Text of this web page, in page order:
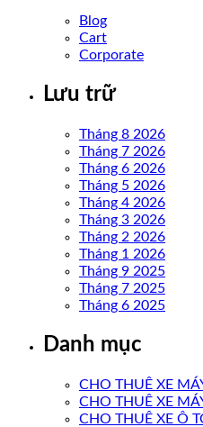
Blog
Cart
Corporate
Lưu trữ
Tháng 8 2026
Tháng 7 2026
Tháng 6 2026
Tháng 5 2026
Tháng 4 2026
Tháng 3 2026
Tháng 2 2026
Tháng 1 2026
Tháng 9 2025
Tháng 7 2025
Tháng 6 2025
Danh mục
CHO THUÊ XE
CHO THUÊ XE
CHO THUÊ XE Ô